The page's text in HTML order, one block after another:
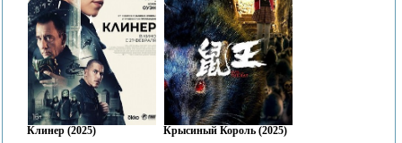
Клинер (2025) Крысиный Король (2025)